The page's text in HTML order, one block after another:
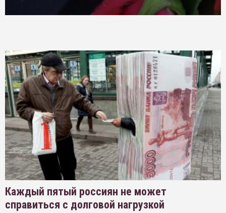
Каждый пятый россиян не может
справиться с долговой нагрузкой